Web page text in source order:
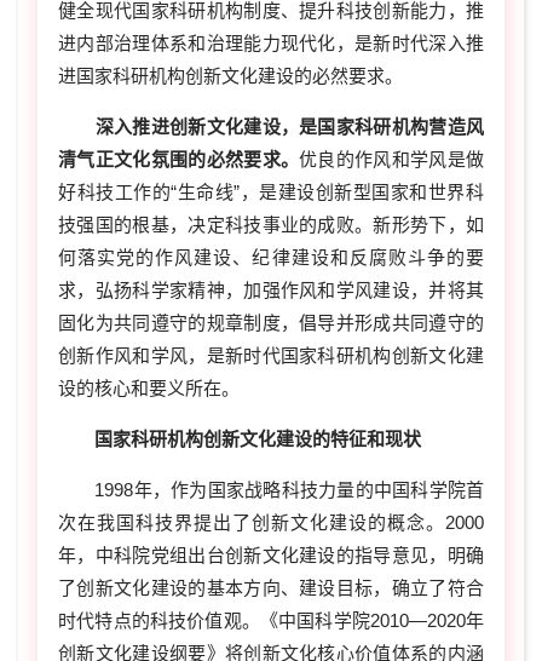
健全现代国家科研机构制度、提升科技创新能力，推
进内部治理体系和治理能力现代化，是新时代深入推
进国家科研机构创新文化建设的必然要求。
深入推进创新文化建设，是国家科研机构营造风
清气正文化氛围的必然要求。优良的作风和学风是做
好科技工作的“生命线”，是建设创新型国家和世界科
技强国的根基，决定科技事业的成败。新形势下，如
何落实党的作风建设、纪律建设和反腐败斗争的要
求，弘扬科学家精神，加强作风和学风建设，并将其
固化为共同遵守的规章制度，倡导并形成共同遵守的
创新作风和学风，是新时代国家科研机构创新文化建
设的核心和要义所在。
国家科研机构创新文化建设的特征和现状
1998年，作为国家战略科技力量的中国科学院首
次在我国科技界提出了创新文化建设的概念。2000
年，中科院党组出台创新文化建设的指导意见，明确
了创新文化建设的基本方向、建设目标，确立了符合
时代特点的科技价值观。《中国科学院2010—2020年
创新文化建设纲要》将创新文化核心价值体系的内涵